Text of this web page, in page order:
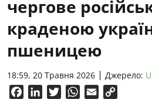
чергове
краденою
пшеницею
18:59, 20 Травня 2026 Джерело:
FacebookLinkedInTwitterWhatsApp
Email